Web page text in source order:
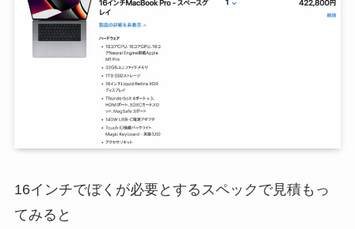
16インチでぼくが必要とするスペックで見積もっ
てみると